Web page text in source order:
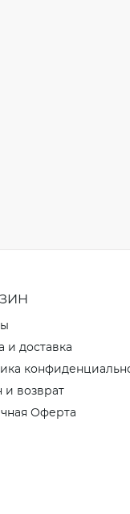
и доставка
возврат
Оферта